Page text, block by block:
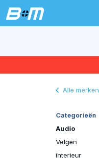
Alle merken
Categorieën
Audio
Velgen
interieur